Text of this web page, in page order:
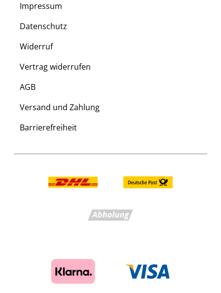
Impressum
Datenschutz
Widerruf
Vertrag widerrufen
AGB
Versand und Zahlung
Barrierefreiheit